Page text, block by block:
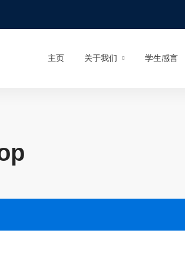
主页 关于我们 学生感言